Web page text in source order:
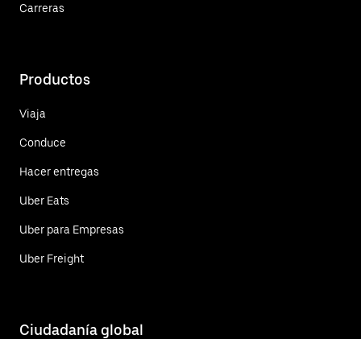
Carreras
Productos
Viaja
Conduce
Hacer entregas
Uber Eats
Uber para Empresas
Uber Freight
Ciudadanía global